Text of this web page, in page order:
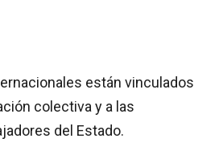
están vinculados
colectiva y a las
del Estado.